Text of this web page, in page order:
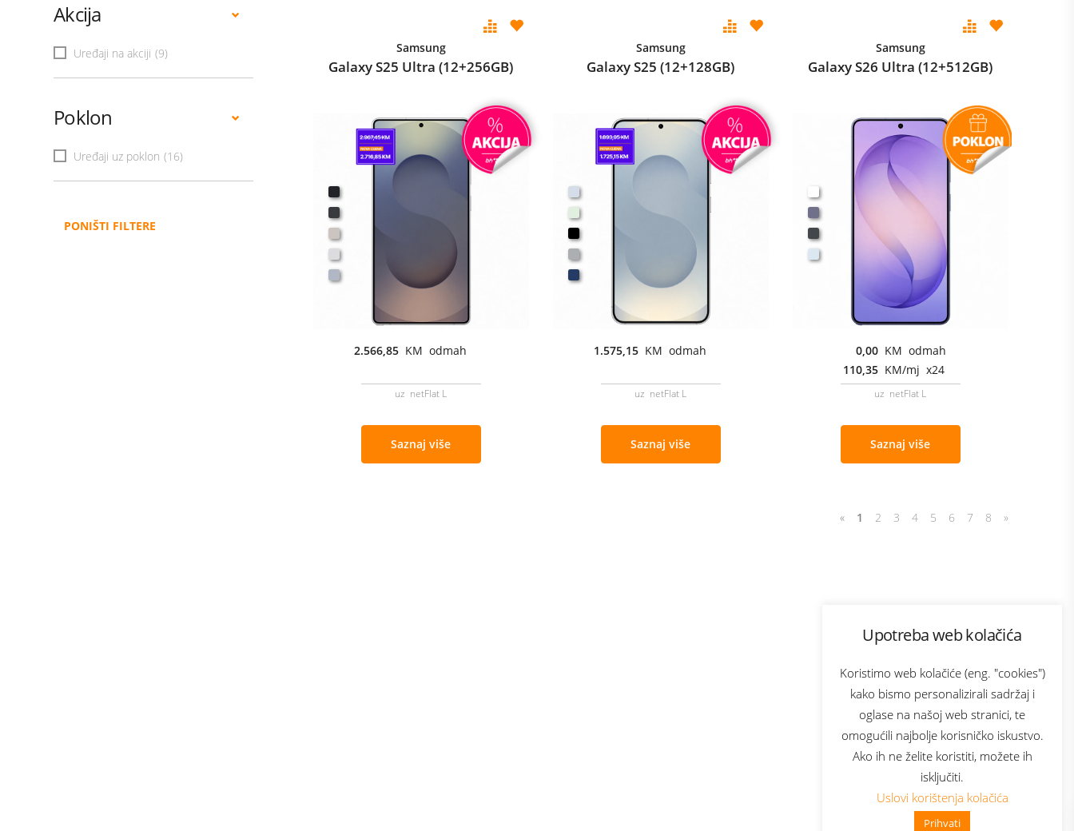
Upotreba web kolačića
Koristimo web kolačiće (eng. "cookies")
kako bismo personalizirali sadržaj i
oglase na našoj web stranici, te
omogućili najbolje korisničko iskustvo.
Ako ih ne želite koristiti, možete ih
isključiti.
Uslovi korištenja kolačića
Prihvati
👋 Zdravo, kako mogu pomoći?
Akcija
Uređaji na akciji (9)
Poklon
Uređaji uz poklon (16)
PONIŠTI FILTERE
Samsung
Galaxy S25 Ultra (12+256GB)
2.566,85 KM odmah
uz netFlat L
Saznaj više
Samsung
Galaxy S25 (12+128GB)
1.575,15 KM odmah
uz netFlat L
Saznaj više
Samsung
Galaxy S26 Ultra (12+512GB)
0,00 KM odmah
110,35 KM/mj x24
uz netFlat L
Saznaj više
« 1 2 3 4 5 6 7 8 »
Bonus plus
Prijava za newsletter